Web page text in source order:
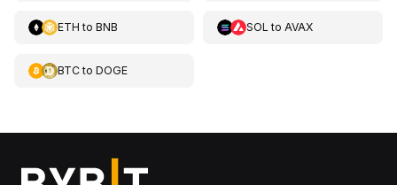
ETH to BNB SOL to AVAX
BTCto DOGE